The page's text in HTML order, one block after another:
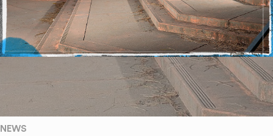
NEWS